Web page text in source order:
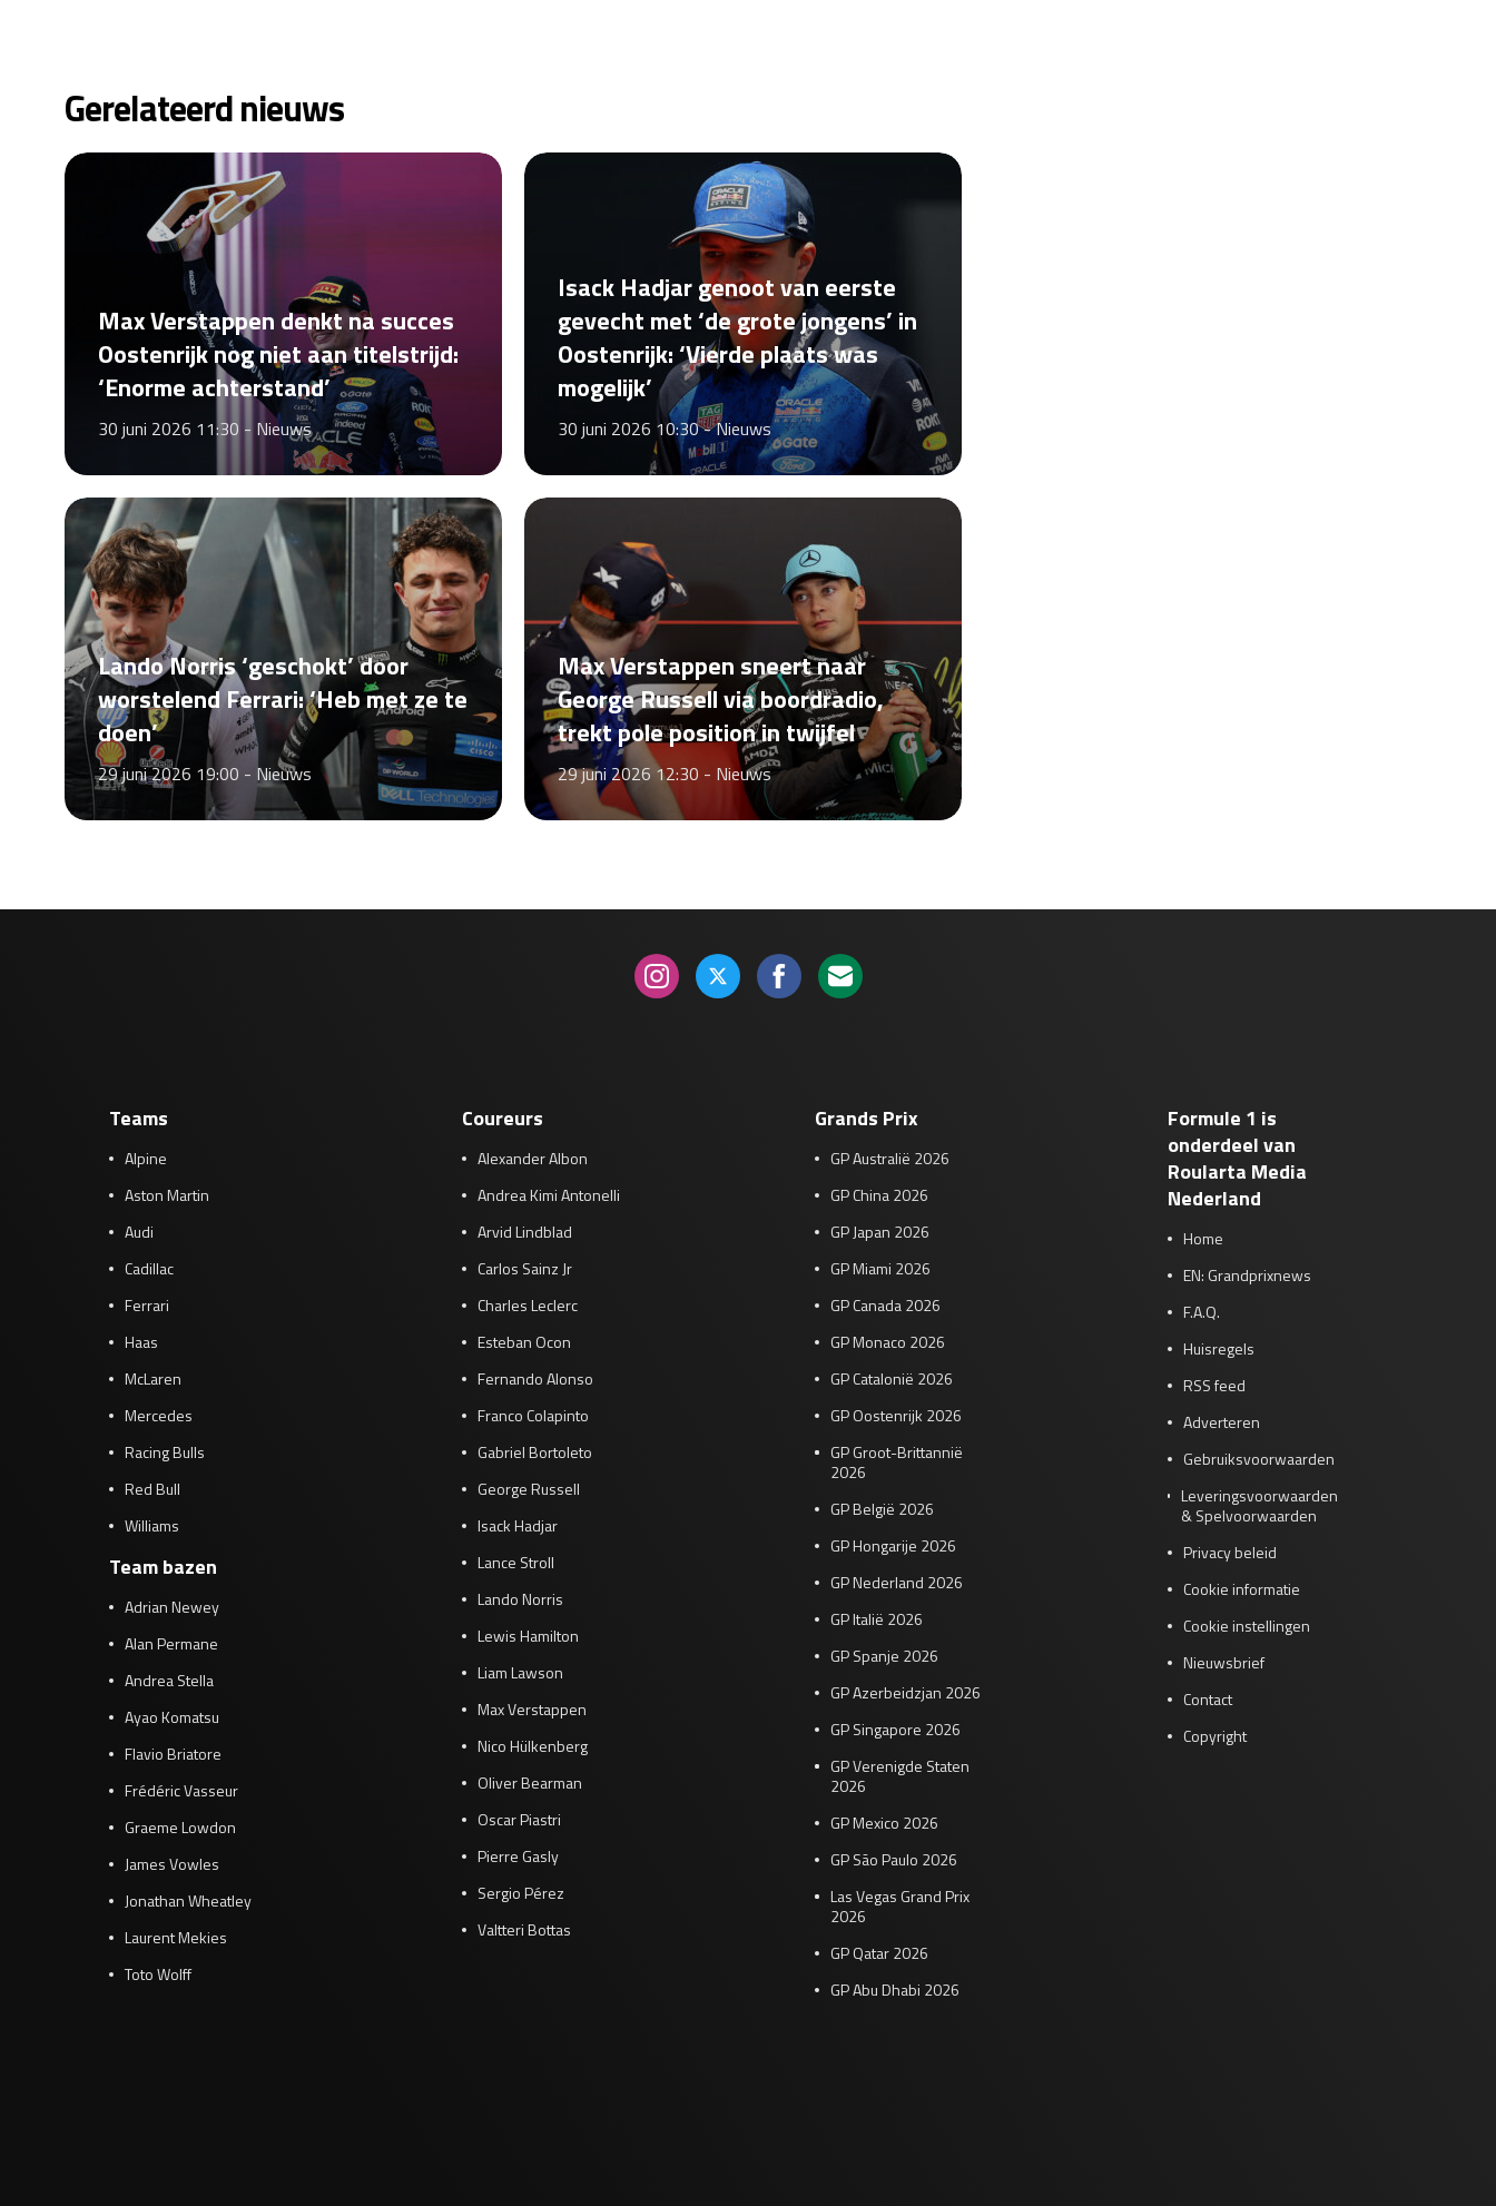
Gerelateerd nieuws
Max Verstappen denkt na succes
Oostenrijk nog niet aan titelstrijd:
‘Enorme achterstand’
30 juni 2026 11:30 - Nieuws
Isack Hadjar genoot van eerste
gevecht met ‘de grote jongens’ in
Oostenrijk: ‘Vierde plaats was
mogelijk’
30 juni 2026 10:30 -Nieuws
Lando Norris ‘geschokt’ door
worstelend Ferrari: ‘Heb met ze te
doen’
29 juni 2026 19:00 - Nieuws
Max Verstappen sneert naar
George Russell via boordradio,
trekt pole position in twijfel
29 juni 2026 12:30 - Nieuws
Teams
Alpine
Aston Martin
Audi
Cadillac
Ferrari
Haas
McLaren
Mercedes
Racing Bulls
Red Bull
Williams
Team bazen
Adrian Newey
Alan Permane
Andrea Stella
Ayao Komatsu
Flavio Briatore
Frédéric Vasseur
Graeme Lowdon
James Vowles
Jonathan Wheatley
Laurent Mekies
Toto Wolff
Coureurs
Alexander Albon
Andrea Kimi Antonelli
Arvid Lindblad
Carlos Sainz Jr
Charles Leclerc
Esteban Ocon
Fernando Alonso
Franco Colapinto
Gabriel Bortoleto
George Russell
Isack Hadjar
Lance Stroll
Lando Norris
Lewis Hamilton
Liam Lawson
Max Verstappen
Nico Hülkenberg
Oliver Bearman
Oscar Piastri
Pierre Gasly
Sergio Pérez
Valtteri Bottas
Grands Prix
GP Australië 2026
GP China 2026
GP Japan 2026
GP Miami 2026
GP Canada 2026
GP Monaco 2026
GP Catalonië 2026
GP Oostenrijk 2026
GP Groot-Brittannië
2026
GP België 2026
GP Hongarije 2026
GP Nederland 2026
GP Italië 2026
GP Spanje 2026
GP Azerbeidzjan 2026
GP Singapore 2026
GP Verenigde Staten
2026
GP Mexico 2026
GP São Paulo 2026
Las Vegas Grand Prix
2026
GP Qatar 2026
GP Abu Dhabi 2026
Formule 1 is
onderdeel van
Roularta Media
Nederland
Home
EN: Grandprixnews
F.A.Q.
Huisregels
RSS feed
Adverteren
Gebruiksvoorwaarden
Leveringsvoorwaarden
& Spelvoorwaarden
Privacy beleid
Cookie informatie
Cookie instellingen
Nieuwsbrief
Contact
Copyright